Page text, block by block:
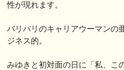
性が現れます。
バリバリのキャリアウーマンの
ジネス的。
みゆきと初対面の日に「私、こ